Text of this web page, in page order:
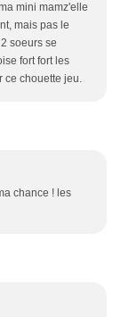
mini mamz'elle
mais pas le
soeurs se
fort fort les
ce chouette jeu.
chance ! les